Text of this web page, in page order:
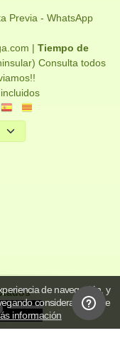
Previa - WhatsApp
| Tiempo de
Consulta todos
de navegación, y
consideramos que
información